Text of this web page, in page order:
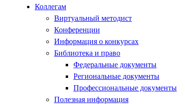
Коллегам
Виртуальный методист
Конференции
Информация о конкурсах
Библиотека и право
Федеральные документы
Региональные документы
Профессиональные документы
Полезная информация